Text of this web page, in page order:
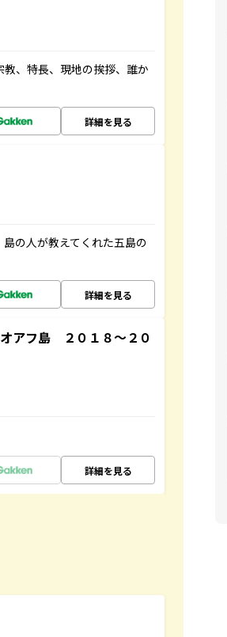
、特長、現地の挨拶、誰か
詳細を見る
の人が教えてくれた五島の
詳細を見る
アフ島 ２０１８～２０
詳細を見る